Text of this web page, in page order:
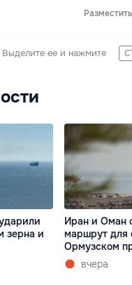
Выделите ее и нажмите
зерна и
Иран и Оман
маршрут для
Ормузском
вчера